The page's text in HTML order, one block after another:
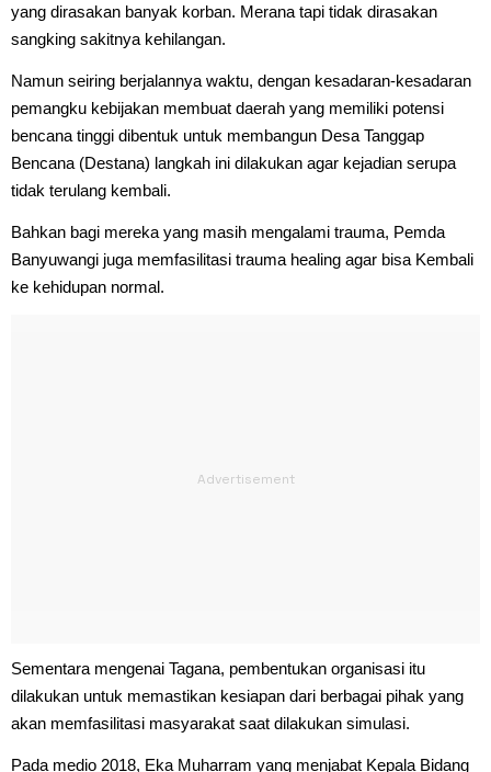
yang dirasakan banyak korban. Merana tapi tidak dirasakan
sangking sakitnya kehilangan.
Namun seiring berjalannya waktu, dengan kesadaran-kesadaran
pemangku kebijakan membuat daerah yang memiliki potensi
bencana tinggi dibentuk untuk membangun Desa Tanggap
Bencana (Destana) langkah ini dilakukan agar kejadian serupa
tidak terulang kembali.
Bahkan bagi mereka yang masih mengalami trauma, Pemda
Banyuwangi juga memfasilitasi trauma healing agar bisa Kembali
ke kehidupan normal.
Sementara mengenai Tagana, pembentukan organisasi itu
dilakukan untuk memastikan kesiapan dari berbagai pihak yang
akan memfasilitasi masyarakat saat dilakukan simulasi.
Pada medio 2018, Eka Muharram yang menjabat Kepala Bidang